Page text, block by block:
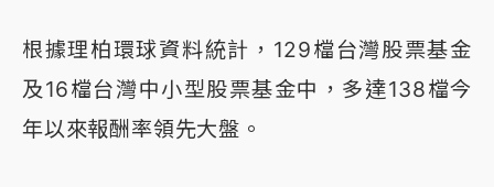
根據理柏環球資料統計，129檔台灣股票基金
及16檔台灣中小型股票基金中，多達138檔今
年以來報酬率領先大盤。